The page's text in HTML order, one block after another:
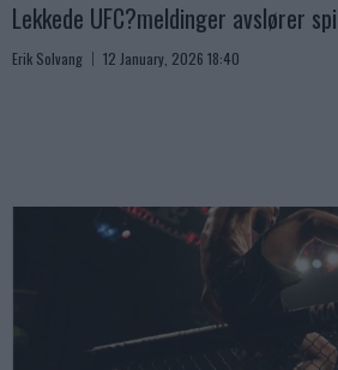
Lekkede UFC?meldinger avslører
Erik Solvang 12 January, 2026 18:40